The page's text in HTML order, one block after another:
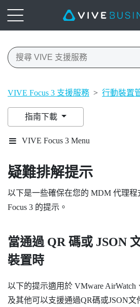
VIVE Focus 3 支援服務 > 行動裝置
指南下載
VIVE Focus 3 Menu
疑難排解提示
以下是一些確保在您的 MDM 代理程
Focus 3 的提示。
當通過 QR 碼或 JSON
裝置時
以下的提示適用於 VMware AirWatch
及其他可以支援通過QR碼或JSON